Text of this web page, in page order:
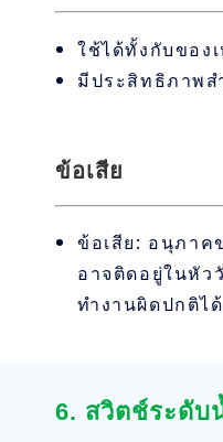
ใช้ได้ทั้งกับของ
มีประสิทธิภาพส
ข้อเสีย
ข้อเสีย: อนุภา
อาจติดอยู่ในหัว
ทำงานผิดปกติได้
6. สวิตช์ระดับ